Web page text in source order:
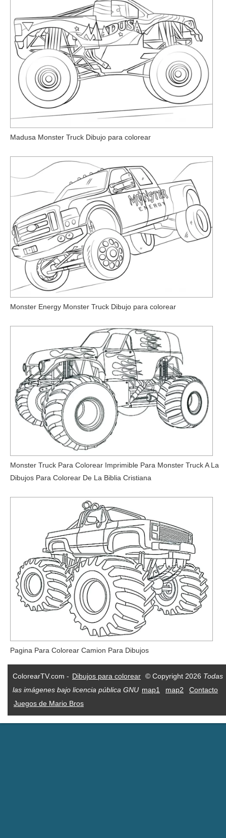
Madusa Monster Truck Dibujo para colorear
Monster Energy Monster Truck Dibujo para colorear
Monster Truck Para Colorear Imprimible Para Monster Truck A La
Dibujos Para Colorear De La Biblia Cristiana
Pagina Para Colorear Camion Para Dibujos
ColorearTV.com - Dibujos para colorear © Copyright 2026 Todas
las imágenes bajo licencia pública GNU map1 map2
Contacto
Juegos de Mario Bros